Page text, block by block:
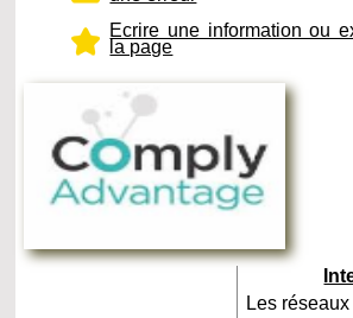
Ecrire une information ou
la page
Les